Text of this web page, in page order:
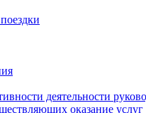
деятельности
оказание